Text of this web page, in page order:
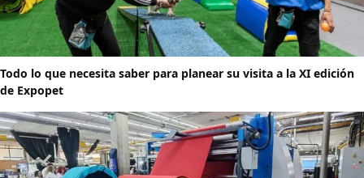
Todo lo que necesita saber para planear su visita a la XI edición
de Expopet